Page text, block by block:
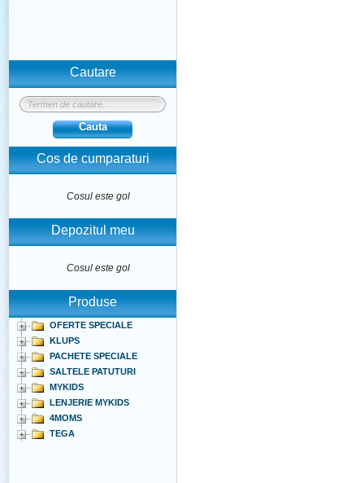
Cautare
Cauta
Cos de cumparaturi
Cosul este gol
Depozitul meu
Cosul este gol
Produse
OFERTE SPECIALE
KLUPS
PACHETE SPECIALE
SALTELE PATUTURI
MYKIDS
LENJERIE MYKIDS
4MOMS
TEGA